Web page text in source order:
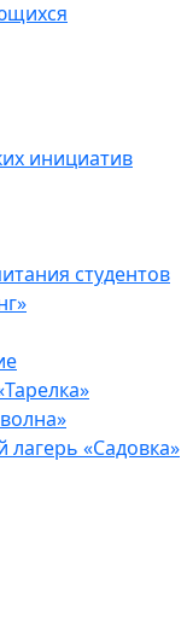
инициатив
студентов
«Садовка»